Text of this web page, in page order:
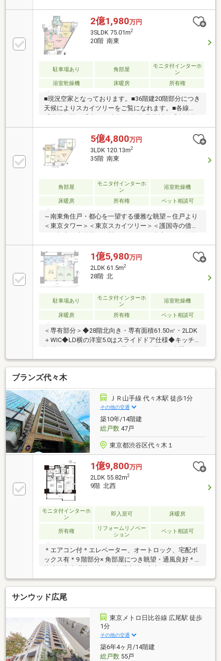
■頭金０円からのご購入可能です■（諸費用もOK）
【東宝ハウス東京】提携住宅ローン 下記が全て付帯
（金利上乗せ無し）(1) 【がん団体生命保険】(2)
【金消契約時の印紙代不要】【ガン100％保障団信】
＋【全疾病保障】 ※金融機関との提携で驚きの低金
利と保障を実現しました。
2億1,980万円
3SLDK 75.01m2
20階 南東
駐車場あり 角部屋
モニタ付インターホ
ン
浴室乾燥機
床暖房 所有権
■現況空家となっております。■36階建20階部分につき
天候によりスカイツリーをご覧になれます。■各線
四丁目」駅徒歩1分■総戸数248戸のビッグコミュニテ
ィ■野村不動産分譲のプラウドシリーズ■各階にダスト
ステーション■サンシャインシティまで徒歩6分■1階～
3階に薬局、各種病院■25階にスカイラウンジ、ゲスト
スイート■内廊下設計■ペット飼育可(細則あり)■ディ
TES温水式床暖房■2面バルコニー
5億4,800万円
3LDK 120.13m2
35階 南東
角部屋
モニタ付インターホ
ン
浴室乾燥機
床暖房 所有権 ペット相談可
～南東角住戸・都心を一望する優雅な眺望～住戸より
＜東京タワー＞＜東京スカイツリー＞＜護国寺の借景
替（全室） ●IHコンロ新規交換●キッチン・カップボ
ード シート上張り●キッチン水栓交換 ●室内設備点
検実施●120.13m2（3LDK＋2WIC＋SIC）●36階建ての
35階部分（南東角住戸）●南側：約14m、東側：約
11mのワイドスパン住戸●「東池袋」駅直結ランドマ
1億5,980万円
2LDK 61.5m2
28階 北
駐車場あり
モニタ付インターホ
ン
浴室乾燥機
床暖房 所有権 ペット相談可
＜専有部分＞◆28階北向き・専有面積61.50㎡・2LDK
＋WIC◆LD横の洋室5.0はスライドドア仕様◆キッチン
ップボード部分上部に吊戸棚（後付け）◆エアコン2
基設置済み（LD・主寝室）◆玄関に分譲時オプション
でエコカラット・全身姿見有◆全室2重サッシ仕様＜
マンション仕様＞◆有楽町線「東池袋」駅と地下1階
直結◆サンシャインシティまで地下通路直結◆セキュ
リティダブルオートロック仕様・玄関電子錠仕様◆各
階に宅配ボックス・24時間利用可能なゴミ置き場有※
売主非居住者につき、海外源泉徴収税発生
ブランズ代々木
ＪＲ山手線 代々木駅 徒歩1分
その他の交通
築10年/14階建
総戸数47戸
東京都渋谷区代々木１
1億9,800万円
2LDK 55.82m2
9階 北西
モニタ付インターホ
ン
即入居可 床暖房
所有権
リフォームリノベー
ション
ペット相談可
＊エアコン付＊エレベーター、オートロック、宅配ボ
ックス有＊9 階部分× 角部屋につき眺望・通風良好＊
ービス保証付【リノベーション内容】フローリング、
クロス洗面、トイレキッチンユニットバス、建具新規
エアコン設置（１台）床暖房（LD）【その他費用】コ
ミュニティ形成費：300 円/ 月スカパーJSAT 施設利用
料：605 円/ 月インターネット使用料：1210 円/ 月見え
る化サービス利用料：110 円/ 月リモコサービス利用
料：110 円/ 月
サンウッド広尾
東京メトロ日比谷線 広尾駅 徒歩
1分
その他の交通
築6年4ヶ月/14階建
総戸数55戸